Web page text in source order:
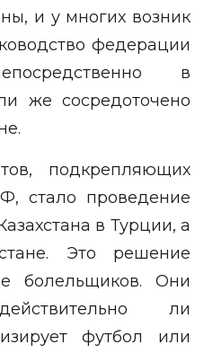
и у многих возник
федерации
в
же сосредоточено
подкрепляющих
стало проведение
в Турции, а
Это решение
болельщиков. Они
ли
футбол или